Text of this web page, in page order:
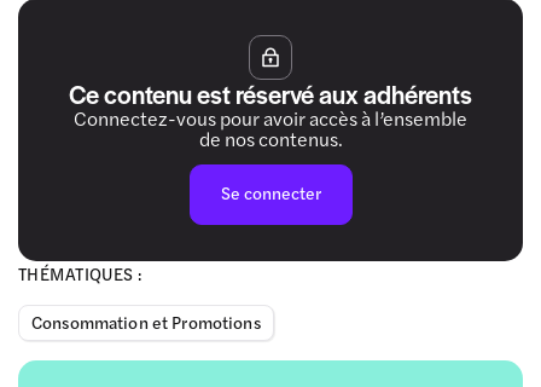
THÉMATIQUES :
Consommation et Promotions
Ce contenu est réservé aux adhérents
Connectez-vous pour avoir accès à l’ensemble
de nos contenus.
Se connecter